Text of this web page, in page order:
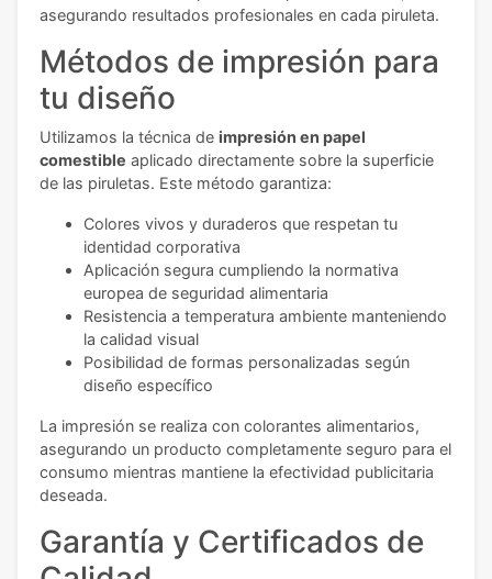
asegurando resultados profesionales en cada piruleta.
Métodos de impresión para
tu diseño
Utilizamos la técnica de impresión en papel
comestible aplicado directamente sobre la superficie
de las piruletas. Este método garantiza:
Colores vivos y duraderos que respetan tu
identidad corporativa
Aplicación segura cumpliendo la normativa
europea de seguridad alimentaria
Resistencia a temperatura ambiente manteniendo
la calidad visual
Posibilidad de formas personalizadas según
diseño específico
La impresión se realiza con colorantes alimentarios,
asegurando un producto completamente seguro para el
consumo mientras mantiene la efectividad publicitaria
deseada.
Garantía y Certificados de